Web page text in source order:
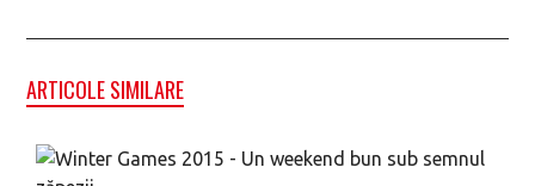
ARTICOLE SIMILARE